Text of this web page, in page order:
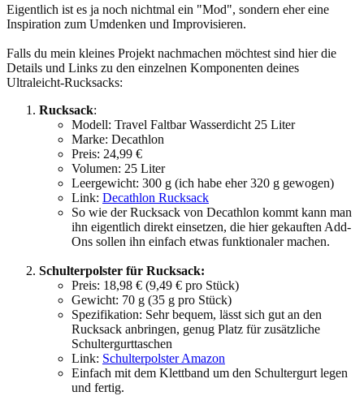
Eigentlich ist es ja noch nichtmal ein "Mod", sondern eher eine
Inspiration zum Umdenken und Improvisieren.
Falls du mein kleines Projekt nachmachen möchtest sind hier die
Details und Links zu den einzelnen Komponenten deines
Ultraleicht-Rucksacks:
Rucksack:
Modell: Travel Faltbar Wasserdicht 25 Liter
Marke: Decathlon
Preis: 24,99 €
Volumen: 25 Liter
Leergewicht: 300 g (ich habe eher 320 g gewogen)
Link: Decathlon Rucksack
So wie der Rucksack von Decathlon kommt kann man
ihn eigentlich direkt einsetzen, die hier gekauften Add-
Ons sollen ihn einfach etwas funktionaler machen.
Schulterpolster für Rucksack:
Preis: 18,98 € (9,49 € pro Stück)
Gewicht: 70 g (35 g pro Stück)
Spezifikation: Sehr bequem, lässt sich gut an den
Rucksack anbringen, genug Platz für zusätzliche
Schultergurttaschen
Link: Schulterpolster Amazon
Einfach mit dem Klettband um den Schultergurt legen
und fertig.